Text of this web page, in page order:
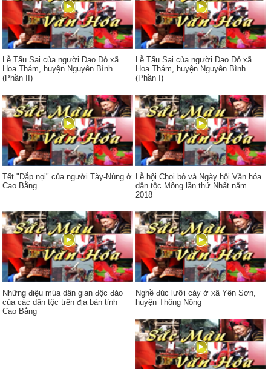
Lễ Tẩu Sai của người Dao Đỏ xã
Hoa Thám, huyện Nguyên Bình
(Phần II)
Lễ Tẩu Sai của người Dao Đỏ xã
Hoa Thám, huyện Nguyên Bình
(Phần I)
Tết "Đắp nọi" của người Tày-Nùng ở
Cao Bằng
Lễ hội Chọi bò và Ngày hội Văn hóa
dân tộc Mông lần thứ Nhất năm
2018
Những điệu múa dân gian độc đáo
của các dân tộc trên địa bàn tỉnh
Cao Bằng
Nghề đúc lưỡi cày ở xã Yên Sơn,
huyện Thông Nông